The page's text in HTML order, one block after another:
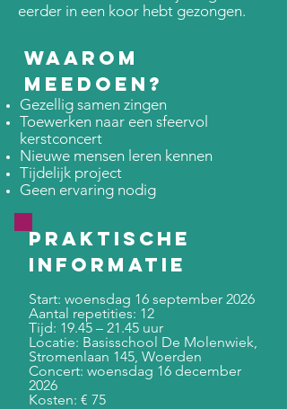
eerder in een koor hebt gezongen.
Waarom
meedoen?
Gezellig samen zingen
Toewerken naar een sfeervol
kerstconcert
Nieuwe mensen leren kennen
Tijdelijk project
Geen ervaring nodig
Start: woensdag 16 september 2026
Aantal repetities: 12
Tijd: 19.45 – 21.45 uur
Locatie: Basisschool De Molenwiek,
Stromenlaan 145, Woerden
Concert: woensdag 16 december
2026
Kosten: € 75​
Praktische
informatie